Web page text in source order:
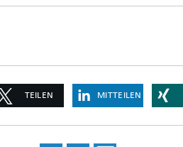
TEILEN MITTEILEN